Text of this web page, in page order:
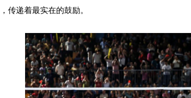
传递着最实在的鼓励。